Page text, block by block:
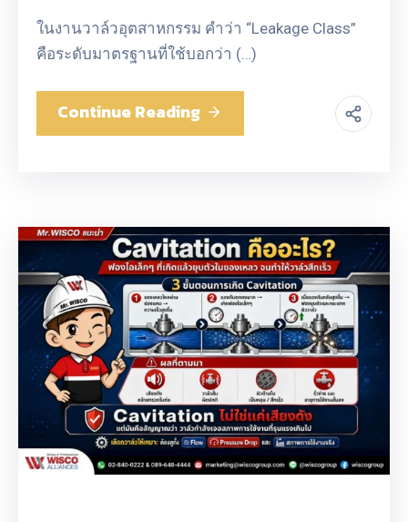
ในงานวาล์วอุตสาหกรรม คำว่า “Leakage Class”
คือระดับมาตรฐานที่ใช้บอกว่า (…)
Continue Reading